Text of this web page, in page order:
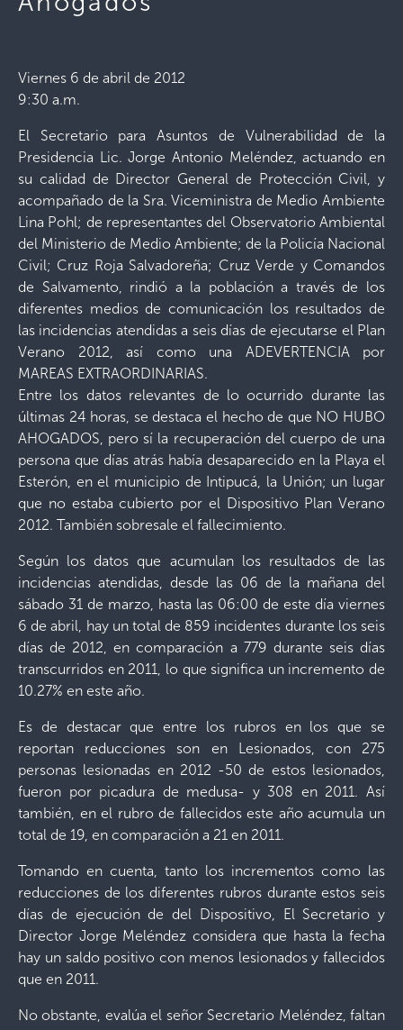
Viernes 6 de abril de 2012
9:30 a.m.
El Secretario para Asuntos de Vulnerabilidad de la
Presidencia Lic. Jorge Antonio Meléndez, actuando en
su calidad de Director General de Protección Civil, y
acompañado de la Sra. Viceministra de Medio Ambiente
Lina Pohl; de representantes del Observatorio Ambiental
del Ministerio de Medio Ambiente; de la Policía Nacional
Civil; Cruz Roja Salvadoreña; Cruz Verde y Comandos
de Salvamento, rindió a la población a través de los
diferentes medios de comunicación los resultados de
las incidencias atendidas a seis días de ejecutarse el Plan
Verano 2012, así como una ADEVERTENCIA por
MAREAS EXTRAORDINARIAS.
Entre los datos relevantes de lo ocurrido durante las
últimas 24 horas, se destaca el hecho de que NO HUBO
AHOGADOS, pero sí la recuperación del cuerpo de una
persona que días atrás había desaparecido en la Playa el
Esterón, en el municipio de Intipucá, la Unión; un lugar
que no estaba cubierto por el Dispositivo Plan Verano
2012. También sobresale el fallecimiento.
Según los datos que acumulan los resultados de las
incidencias atendidas, desde las 06 de la mañana del
sábado 31 de marzo, hasta las 06:00 de este día viernes
6 de abril, hay un total de 859 incidentes durante los seis
días de 2012, en comparación a 779 durante seis días
transcurridos en 2011, lo que significa un incremento de
10.27% en este año.
Es de destacar que entre los rubros en los que se
reportan reducciones son en Lesionados, con 275
personas lesionadas en 2012 -50 de estos lesionados,
fueron por picadura de medusa- y 308 en 2011. Así
también, en el rubro de fallecidos este año acumula un
total de 19, en comparación a 21 en 2011.
Tomando en cuenta, tanto los incrementos como las
reducciones de los diferentes rubros durante estos seis
días de ejecución de del Dispositivo, El Secretario y
Director Jorge Meléndez considera que hasta la fecha
hay un saldo positivo con menos lesionados y fallecidos
que en 2011.
No obstante, evalúa el señor Secretario Meléndez, faltan